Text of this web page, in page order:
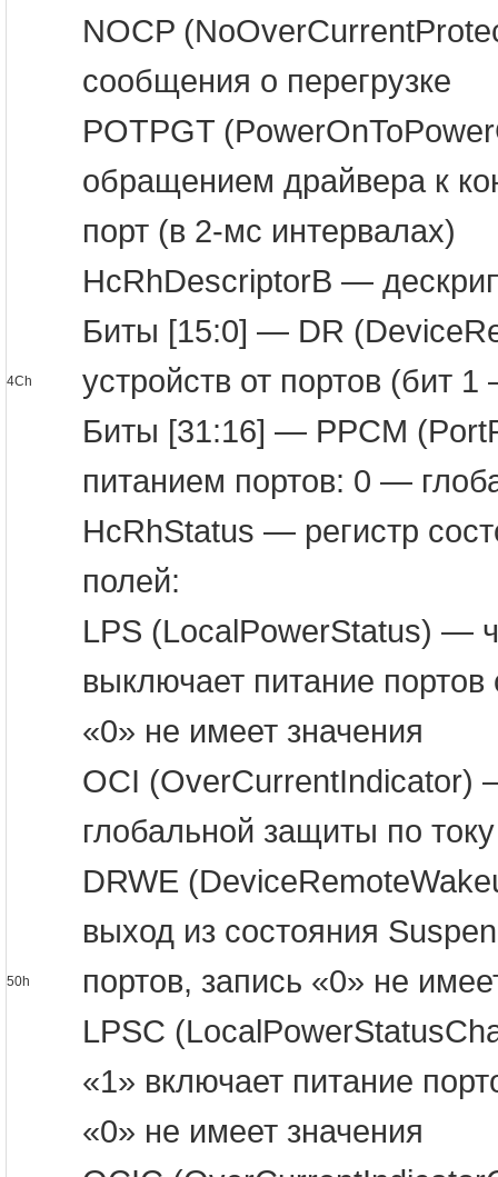
NOCP
сообщения о перегрузке
POTPGT
обращением драйвера к
порт (в 2-мс интервалах)
4Ch
HcRhDescriptorB —
Биты [15:0] — DR
устройств от портов (бит
Биты [31:16] — PPCM
питанием портов: 0 —
50h
HcRhStatus — регистр
полей:
LPS (LocalPowerStatus) —
выключает питание
«0» не имеет значения
OCI (OverCurrentIndicator)
глобальной защиты по току
DRWE
выход из состояния
портов, запись «0» не
LPSC
«1» включает питание
«0» не имеет значения